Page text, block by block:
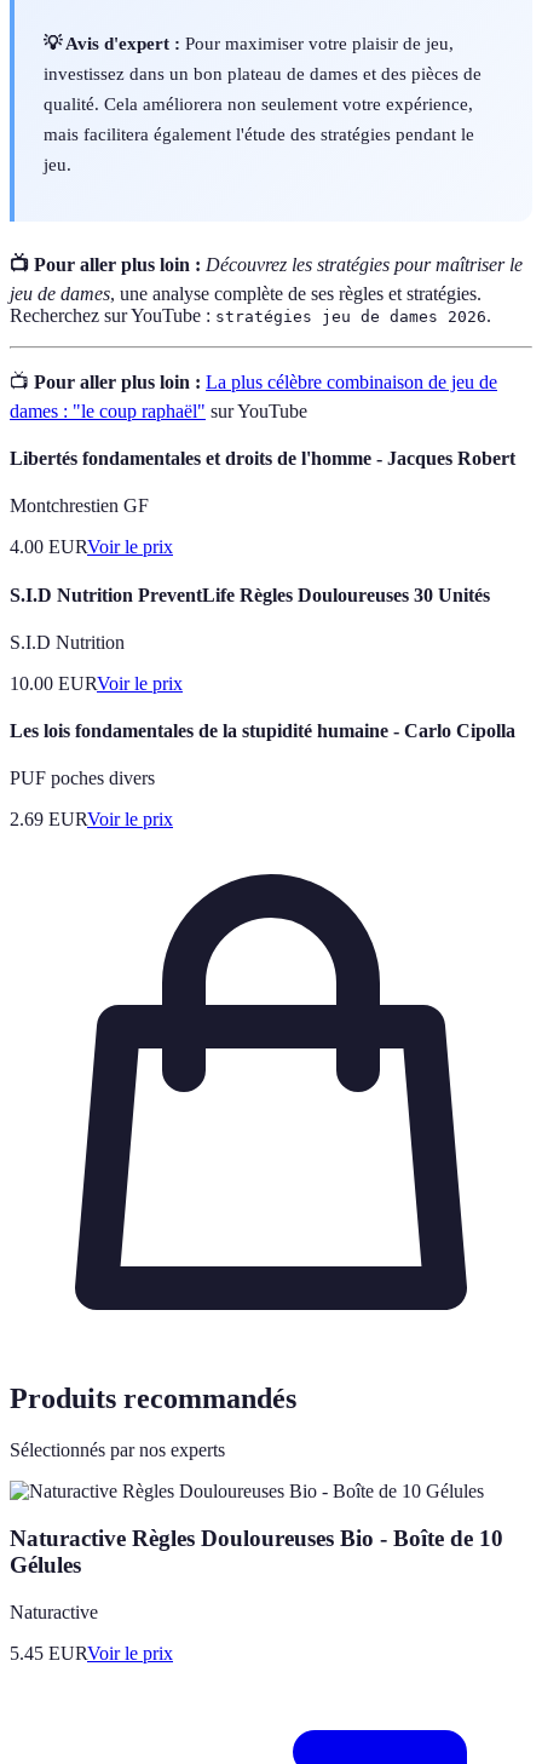
💡 Avis d'expert : Pour maximiser votre plaisir de jeu,
investissez dans un bon plateau de dames et des pièces de
qualité. Cela améliorera non seulement votre expérience,
mais facilitera également l'étude des stratégies pendant le
jeu.
📺 Pour aller plus loin : Découvrez les stratégies pour maîtriser le
jeu de dames, une analyse complète de ses règles et stratégies.
Recherchez sur YouTube : stratégies jeu de dames 2026.
📺 Pour aller plus loin : La plus célèbre combinaison de jeu de
dames : "le coup raphaël" sur YouTube
Libertés fondamentales et droits de l'homme - Jacques Robert
Montchrestien GF
4.00 EURVoir le prix
S.I.D Nutrition PreventLife Règles Douloureuses 30 Unités
S.I.D Nutrition
10.00 EURVoir le prix
Les lois fondamentales de la stupidité humaine - Carlo Cipolla
PUF poches divers
2.69 EURVoir le prix
Produits recommandés
Sélectionnés par nos experts
Naturactive Règles Douloureuses Bio - Boîte de 10
Gélules
Naturactive
5.45 EURVoir le prix